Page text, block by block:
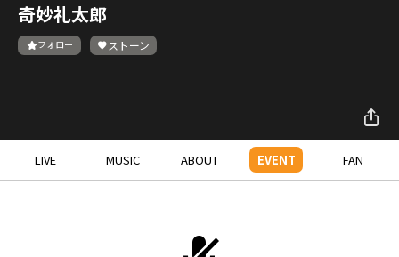
奇妙礼太郎
フォロー ストーン
LIVE MUSIC ABOUT EVENT FAN